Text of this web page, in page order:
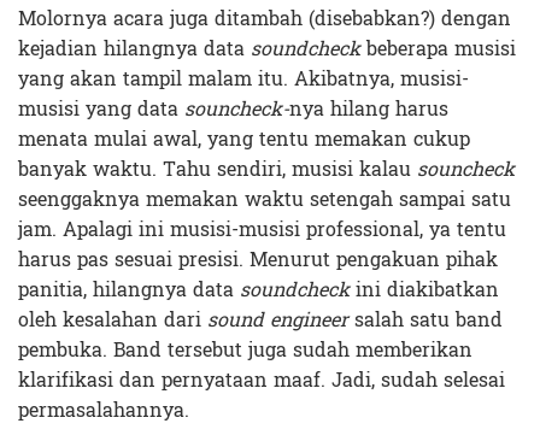
Molornya acara juga ditambah (disebabkan?) dengan
kejadian hilangnya data soundcheckbeberapa musisi
yang akan tampil malam itu. Akibatnya, musisi-
musisi yang data souncheck-nya hilang harus
menata mulai awal, yang tentu memakan cukup
banyak waktu. Tahu sendiri, musisi kalau souncheck
seenggaknya memakan waktu setengah sampai satu
jam. Apalagi ini musisi-musisi professional, ya tentu
harus pas sesuai presisi. Menurut pengakuan pihak
panitia, hilangnya data soundcheckini diakibatkan
oleh kesalahan dari sound engineersalah satu band
pembuka. Band tersebut juga sudah memberikan
klarifikasi dan pernyataan maaf. Jadi, sudah selesai
permasalahannya.